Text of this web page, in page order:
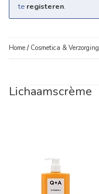
te registeren.
Home / Cosmetica & Verzorging
Lichaamscrème